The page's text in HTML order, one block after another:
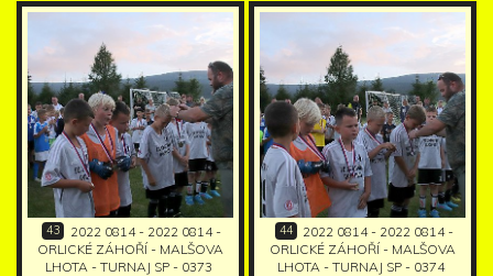
43
2022 0814 - 2022 0814 -
ORLICKÉ ZÁHOŘÍ - MALŠOVA
LHOTA - TURNAJ SP - 0373
44
2022 0814 - 2022 0814 -
ORLICKÉ ZÁHOŘÍ - MALŠOVA
LHOTA - TURNAJ SP - 0374